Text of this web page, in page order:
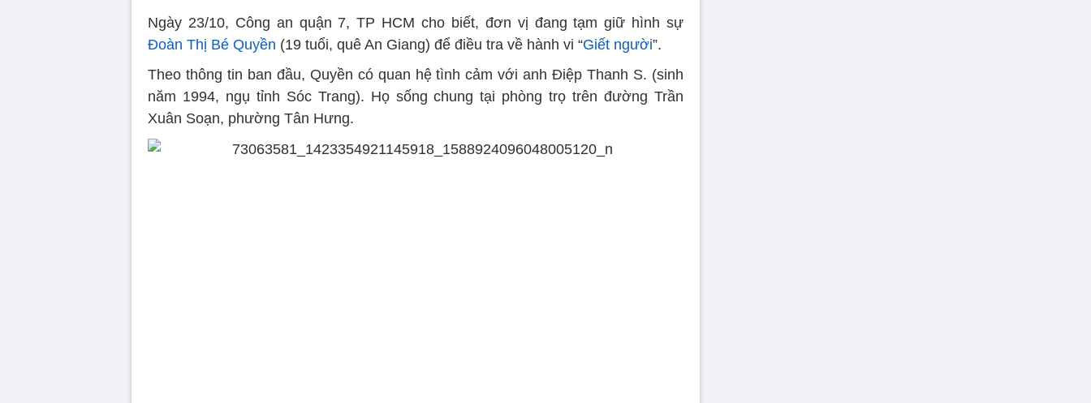
Ngày 23/10, Công an quận 7, TP HCM cho biết, đơn vị đang tạm giữ hình sự
Đoàn Thị Bé Quyền (19 tuổi, quê An Giang) để điều tra về hành vi “Giết người”.
Theo thông tin ban đầu, Quyền có quan hệ tình cảm với anh Điệp Thanh S. (sinh
năm 1994, ngụ tỉnh Sóc Trang). Họ sống chung tại phòng trọ trên đường Trần
Xuân Soạn, phường Tân Hưng.